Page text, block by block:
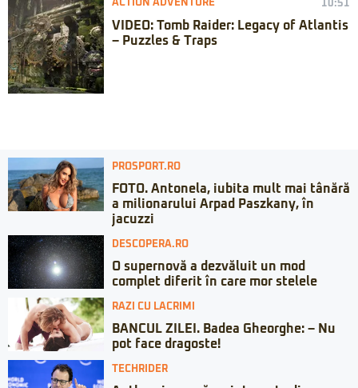
ACTION ADVENTURE 10:51
VIDEO: Tomb Raider: Legacy of Atlantis
– Puzzles & Traps
PROSPORT.RO
FOTO. Antonela, iubita mult mai tânără
a milionarului Arpad Paszkany, în
jacuzzi
DESCOPERA.RO
O supernovă a dezvăluit un mod
complet diferit în care mor stelele
RAZI CU LACRIMI
BANCUL ZILEI. Badea Gheorghe: – Nu
pot face dragoste!
TECHRIDER